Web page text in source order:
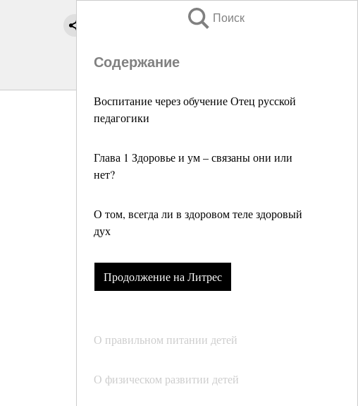
Поиск
Содержание
Воспитание через обучение Отец русской
педагогики
Глава 1 Здоровье и ум – связаны они или
нет?
О том, всегда ли в здоровом теле здоровый
дух
Продолжение на Литрес
О правильном питании детей
О физическом развитии детей